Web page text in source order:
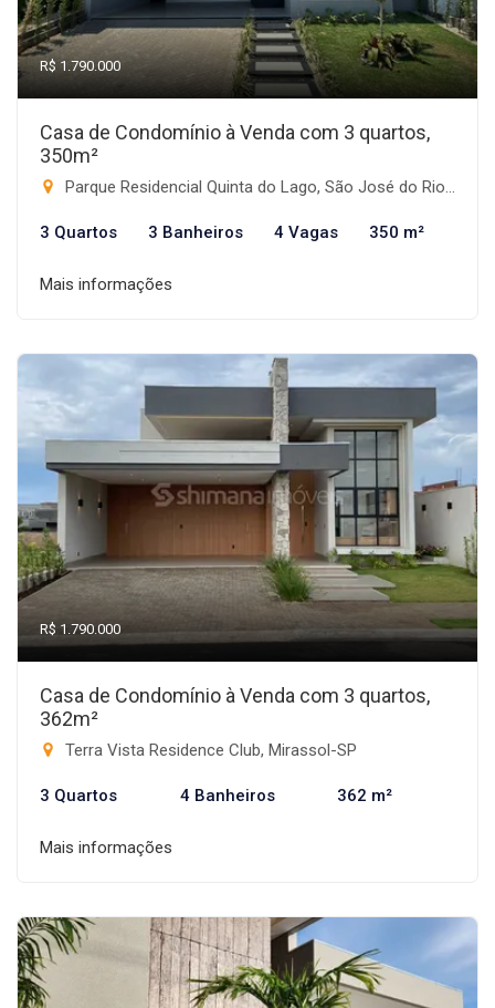
R$ 1.790.000
Casa de Condomínio à Venda com 3 quartos,
350m²
Parque Residencial Quinta do Lago, São José do Rio Preto-SP
3 Quartos 3 Banheiros 4 Vagas 350 m²
Mais informações
R$ 1.790.000
Casa de Condomínio à Venda com 3 quartos,
362m²
Terra Vista Residence Club, Mirassol-SP
3 Quartos 4 Banheiros 362 m²
Mais informações